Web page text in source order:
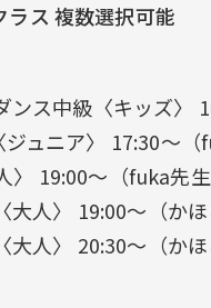
ラス 複数選択可能
ス中級〈キッズ〉
ュニア〉 17:30〜（
〉 19:00〜（fuka先生
人〉 19:00〜（かほ
人〉 20:30〜（かほ